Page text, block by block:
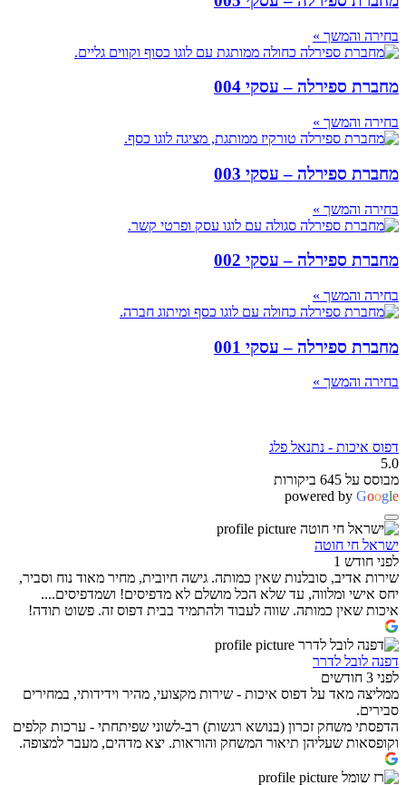
בחירה והמשך »
מחברת ספירלה – עסקי 004
בחירה והמשך »
מחברת ספירלה – עסקי 003
בחירה והמשך »
מחברת ספירלה – עסקי 002
בחירה והמשך »
מחברת ספירלה – עסקי 001
בחירה והמשך »
דפוס איכות - נתנאל פלג
5.0
מבוסס על 645 ביקורות
powered by Google
ישראל חי חוטה
לפני חודש 1
שירות אדיב, סובלנות שאין כמותה. גישה חיובית, מחיר מאוד נוח וסביר,
יחס אישי ומלווה, עד שלא הכל מושלם לא מדפיסים! ושמדפיסים....
איכות שאין כמותה. שווה לעבוד ולהתמיד בבית דפוס זה. פשוט תודה!
דפנה לובל לדרר
לפני 3 חודשים
ממליצה מאד על דפוס איכות - שירות מקצועי, מהיר וידידותי, במחירים
סבירים.
הדפסתי משחק זכרון (בנושא רגשות) רב-לשוני שפיתחתי - ערכות קלפים
וקופסאות שעליהן תיאור המשחק והוראות. יצא מדהים, מעבר למצופה.